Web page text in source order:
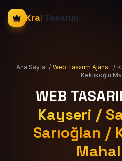
Kral Tasarım
Ana Sayfa / Web Tasarım Ajansı /
Keklikoğlu
WEB
Kayseri /
Sarıoğlan /